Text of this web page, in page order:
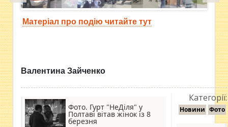
Матеріал про подію читайте тут
Валентина Зайченко
Фото. Гурт "НеДіля" у
Полтаві вітав жінок із 8
березня
Категорії:
Новини Фото